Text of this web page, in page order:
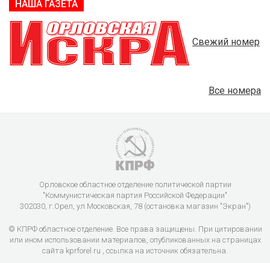
НАША ГАЗЕТА
Свежий номер
Все номера
Орловское областное отделение политической партии
"Коммунистическая партия Российской Федерации"
302030, г.Орел, ул Московская, 78 (остановка магазин "Экран")
© КПРФ областное отделение. Все права защищены. При цитировании
или ином использовании материалов, опубликованных на страницах
сайта kprforel.ru , ссылка на источник обязательна.